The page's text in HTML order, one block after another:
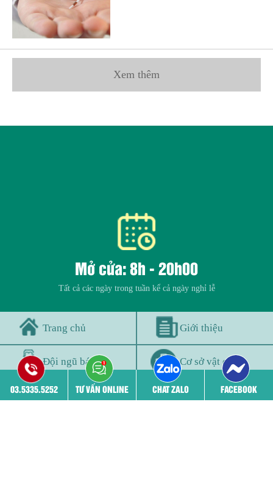
Xem thêm
Mở cửa: 8h - 20h00
Tất cả các ngày trong tuần kể cả ngày nghỉ lễ
Trang chủ Giới thiệu
Đội ngũ bác sĩ Cơ sở vật chất
Bệnh viêm phụ khoa Phá thai
03.5335.5252 TƯ VẤN ONLINE CHAT ZALO FACEBOOK